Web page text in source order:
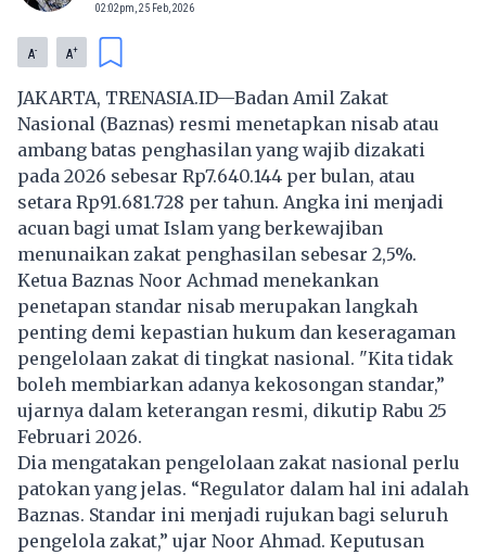
02:02pm, 25 Feb, 2026
A- A+
JAKARTA, TRENASIA.ID—Badan Amil Zakat
Nasional (Baznas) resmi menetapkan nisab atau
ambang batas penghasilan yang wajib dizakati
pada 2026 sebesar Rp7.640.144 per bulan, atau
setara Rp91.681.728 per tahun. Angka ini menjadi
acuan bagi umat Islam yang berkewajiban
menunaikan zakat penghasilan sebesar 2,5%.
Ketua Baznas Noor Achmad menekankan
penetapan standar nisab merupakan langkah
penting demi kepastian hukum dan keseragaman
pengelolaan zakat di tingkat nasional. "Kita tidak
boleh membiarkan adanya kekosongan standar,”
ujarnya dalam keterangan resmi, dikutip Rabu 25
Februari 2026.
Dia mengatakan pengelolaan zakat nasional perlu
patokan yang jelas. “Regulator dalam hal ini adalah
Baznas. Standar ini menjadi rujukan bagi seluruh
pengelola zakat,” ujar Noor Ahmad. Keputusan